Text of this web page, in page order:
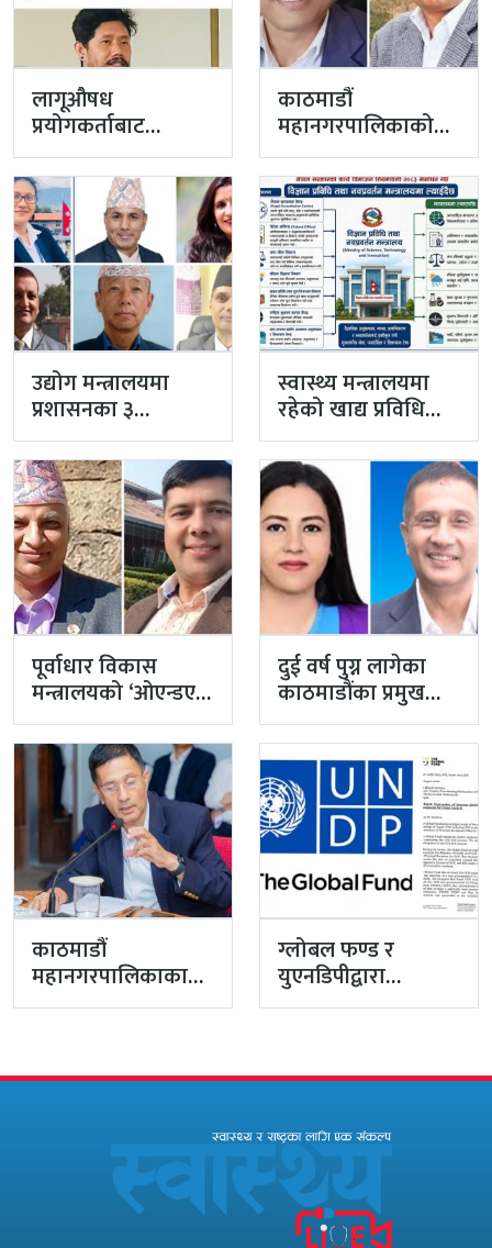
लागूऔषध
प्रयोगकर्ताबाट
सीसीएम उपाध्यक्ष
बनेका गुरुङको अवैध
इमेलले उठायो
अध्यक्ष…
काठमाडौं
महानगरपालिकाको
प्रमुख प्रशासकीय
अधिकृतमा अर्याल,
सहसचिव केसी
अख्तियारबाट ‘आउट’
उद्योग मन्त्रालयमा
प्रशासनका ३
सहसचिव फाजिलमा
स्वास्थ्य मन्त्रालयमा
रहेको खाद्य प्रविधि
तथा गुण नियन्त्रण
विभाग विज्ञान…
पूर्वाधार विकास
मन्त्रालयको ‘ओएन्डएम’
नटुंगिदा प्रशासनका
सहसचिवको भएन
व्यवस्थापन
दुई वर्ष पुग्न लागेका
काठमाडौंका प्रमुख
प्रशासकीय अधिकृत
गुरागाईं अवकाशमा,…
काठमाडौं
महानगरपालिकाका
प्रमुख प्रशासकीय
ग्लोबल फण्ड र
युएनडिपीद्वारा
सरकारको
विवादास्पद…